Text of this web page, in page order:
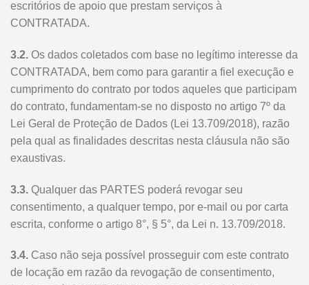
escritórios de apoio que prestam serviços à
CONTRATADA.
3.2. Os dados coletados com base no legítimo interesse da
CONTRATADA, bem como para garantir a fiel execução e
cumprimento do contrato por todos aqueles que participam
do contrato, fundamentam-se no disposto no artigo 7º da
Lei Geral de Proteção de Dados (Lei 13.709/2018), razão
pela qual as finalidades descritas nesta cláusula não são
exaustivas.
3.3. Qualquer das PARTES poderá revogar seu
consentimento, a qualquer tempo, por e-mail ou por carta
escrita, conforme o artigo 8°, § 5°, da Lei n. 13.709/2018.
3.4. Caso não seja possível prosseguir com este contrato
de locação em razão da revogação de consentimento,